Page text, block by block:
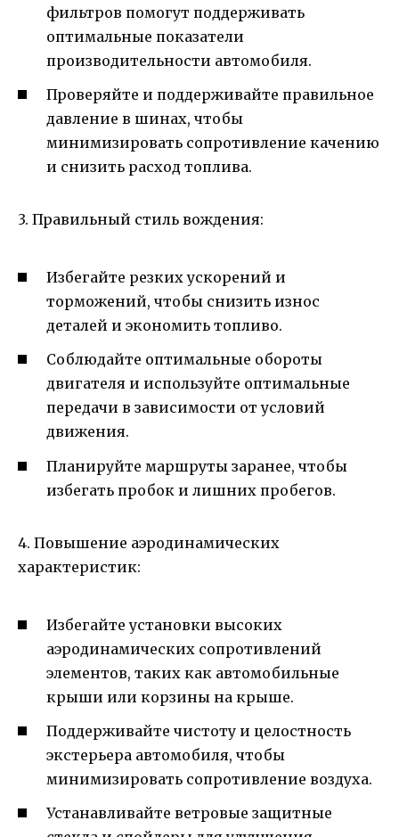
фильтров помогут поддерживать
оптимальные показатели
производительности автомобиля.
Проверяйте и поддерживайте правильное
давление в шинах, чтобы
минимизировать сопротивление качению
и снизить расход топлива.
3. Правильный стиль вождения:
Избегайте резких ускорений и
торможений, чтобы снизить износ
деталей и экономить топливо.
Соблюдайте оптимальные обороты
двигателя и используйте оптимальные
передачи в зависимости от условий
движения.
Планируйте маршруты заранее, чтобы
избегать пробок и лишних пробегов.
4. Повышение аэродинамических
характеристик:
Избегайте установки высоких
аэродинамических сопротивлений
элементов, таких как автомобильные
крыши или корзины на крыше.
Поддерживайте чистоту и целостность
экстерьера автомобиля, чтобы
минимизировать сопротивление воздуха.
Устанавливайте ветровые защитные